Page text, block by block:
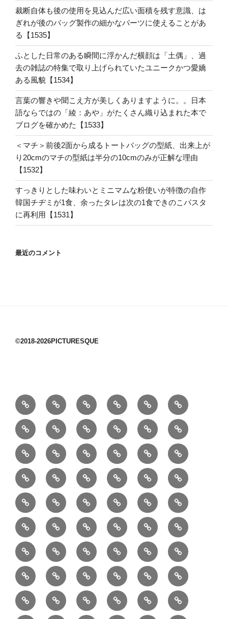
裁断自体も後の使用を見込んだ広い面積を残す意識、は
ぎれが後のバッグ製作の細かなパーツに使えることがあ
る【1535】
ふとした日常のある瞬間に浮かんだ横顔は「土偶」、過
去の雑誌の特集で取り上げられていたユニークかつ愛嬌
ある風貌【1534】
言葉の響きや聞こえ方が美しくありますように。。日本
語ならではの「綾：あや」がたくさん織り込まれた本で
ブログを確かめた【1533】
＜マチ＞前後2面から成るトートバッグの型紙、出来上が
り20cmのマチの型紙は半分の10cmのみが正解な理由
【1532】
すっきりとした味わいとミニマムな粉使いが特徴の自作
韓国チヂミが1食、余ったタレは次の1食できのこパスタ
に再利用【1531】
最近のコメント
©2018-2026PICTURESQUE
1/10：
材
料
10/10：
ジ
ュ
エ
リ
ー
2/10：
製
作
3/10：
は
ぎ
れ
4/10：
Ｈ
Ｍ
Ｂ
教
室
5/10：
事
業
6/10：
読
書
7/10：
食・
健
康
8/10：
リ
フ
ォ
ー
ム
9/10：
コ
ー
デ
creema
で
販
売
中
の
ハ
ン
ド
メ
イ
ド
バ
ッ
グ
①
入
園
バ
ッ
グ
セ
ッ
ト
②
半
月
型
③
巾
着
袋
（縦
長）
④
巾
着
袋
（小）
⑤
巾
着
シ
ョ
ル
ダ
ー
⑥
小
動
物
用
小
物
⑦
リ
ュ
ッ
ク
⑧
メ
ッ
セ
ン
ジ
ャ
ー
⑨
ミ
シ
ン
カ
バ
ー
⑩
マ
チ
無
し
シ
ョ
ル
ダ
ー
（定
⑪
マ
ス
ク
⑫
ポ
ー
チ
⑬
ボ
デ
ィ
ー
バ
ッ
グ
⑭
ボ
ッ
ク
ス
型
⑮
ボ
ス
ト
ン
⑯
ヘ
ル
メ
ッ
ト
バ
ッ
グ
⑰
ピ
ン
タ
ッ
ク
バ
ッ
グ
⑱
ビ
ジ
ネ
ス
バ
ッ
グ
⑲
バ
ニ
テ
ィ
ー
⑳
ハ
ン
ド
バ
ッ
グ
お
取
引
の
流
れ
お
問
合
せ
及
び
ご
相
デ
ジ
タ
ル
コ
ン
テ
ン
デ
ジ
タ
ル
コ
ン
テ
ン
ブ
ロ
グ
プ
ラ
イ
バ
シ
ー
ラ
ン
デ
ィ
ン
グ
ル
ー
ル
レ
ン
タ
ル
ジ
ュ
レ
ン
タ
ル
ジ
ュ
㉑
イ
ン
テ
リ
ア
㉒
エ
コ
バ
㉓
楽
器
入
㉔
ナ
ッ
プ
㉕
ド
ー
ム
㉖
ド
イ
リ
㉗
オ
ー
ル
㉘
カ
㉙
ク
㉚
ク
㉛
ト
㉜
洋
事
業